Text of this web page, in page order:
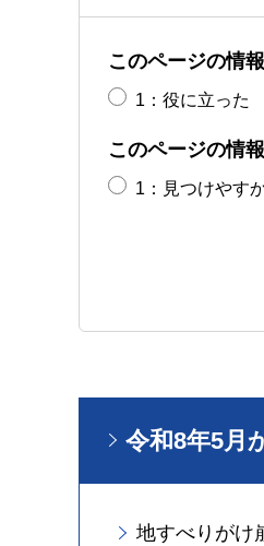
このページの情
1：役に立った
このページの情
1：見つけやす
令和8年5月
地すべりがけ